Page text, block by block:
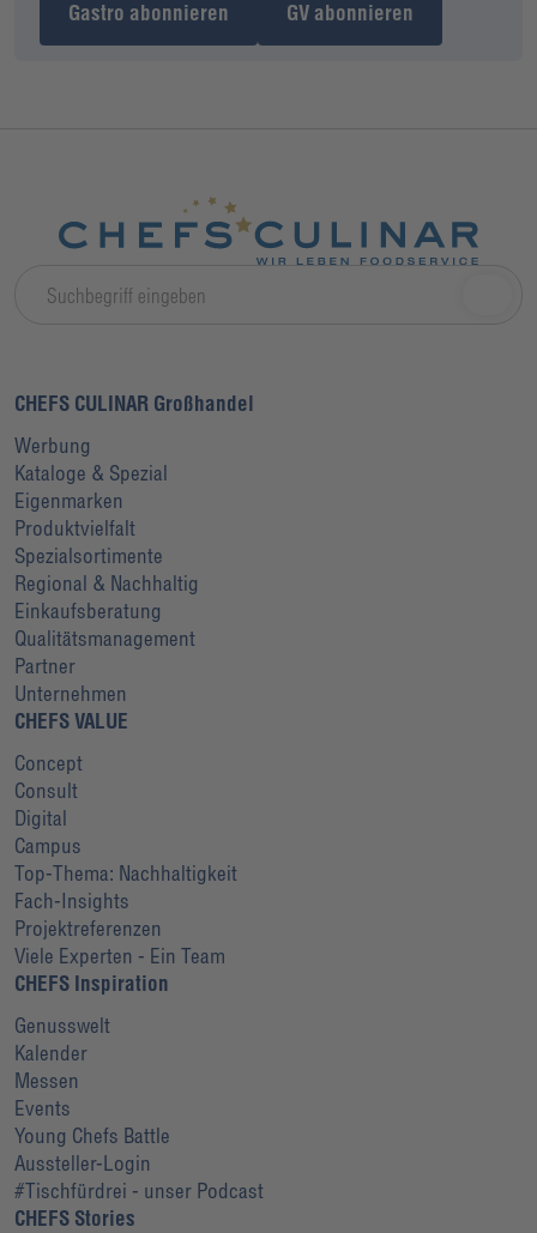
Gastro abonnieren GV abonnieren
CHEFS CULINAR Großhandel
Werbung
Kataloge & Spezial
Eigenmarken
Produktvielfalt
Spezialsortimente
Regional & Nachhaltig
Einkaufsberatung
Qualitätsmanagement
Partner
Unternehmen
CHEFS VALUE
Concept
Consult
Digital
Campus
Top-Thema: Nachhaltigkeit
Fach-Insights
Projektreferenzen
Viele Experten - Ein Team
CHEFS Inspiration
Genusswelt
Kalender
Messen
Events
Young Chefs Battle
Aussteller-Login
#Tischfürdrei - unser Podcast
CHEFS Stories